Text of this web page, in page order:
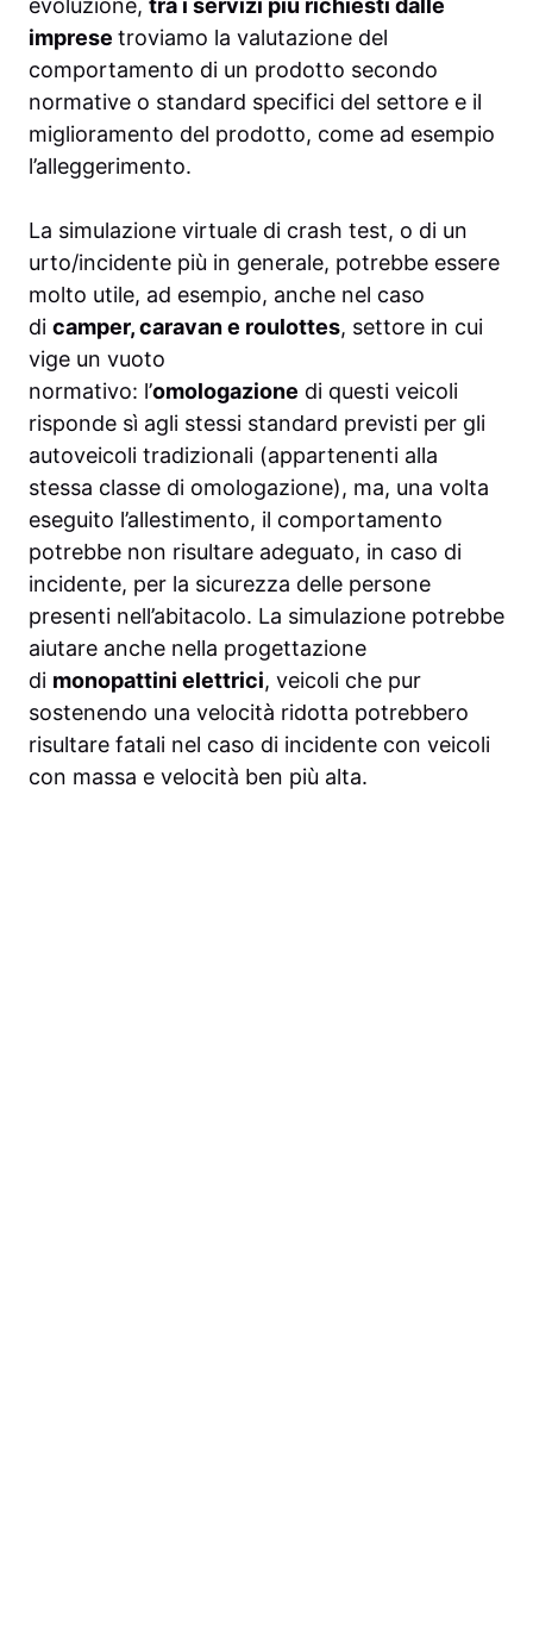
evoluzione, tra i servizi più richiesti dalle
imprese troviamo la valutazione del
comportamento di un prodotto secondo
normative o standard specifici del settore e il
miglioramento del prodotto, come ad esempio
l’alleggerimento.
La simulazione virtuale di crash test, o di un
urto/incidente più in generale, potrebbe essere
molto utile, ad esempio, anche nel caso
di camper, caravan e roulottes, settore in cui
vige un vuoto
normativo: l’omologazione di questi veicoli
risponde sì agli stessi standard previsti per gli
autoveicoli tradizionali (appartenenti alla
stessa classe di omologazione), ma, una volta
eseguito l’allestimento, il comportamento
potrebbe non risultare adeguato, in caso di
incidente, per la sicurezza delle persone
presenti nell’abitacolo. La simulazione potrebbe
aiutare anche nella progettazione
di monopattini elettrici, veicoli che pur
sostenendo una velocità ridotta potrebbero
risultare fatali nel caso di incidente con veicoli
con massa e velocità ben più alta.